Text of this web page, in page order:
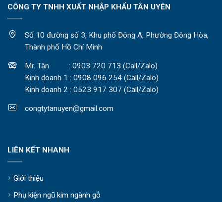
CÔNG TY TNHH XUẤT NHẬP KHẨU TÂN UYÊN
Số 10 đường số 3, Khu phố Đông A, Phường Đông Hòa,
Thành phố Hồ Chí Minh
Mr. Tân : 0903 720 713 (Call/Zalo)
Kinh doanh 1 : 0908 096 254 (Call/Zalo)
Kinh doanh 2 : 0523 917 307 (Call/Zalo)
congtytanuyen@gmail.com
LIÊN KẾT NHANH
Giới thiệu
Phụ kiện ngũ kim ngành gỗ